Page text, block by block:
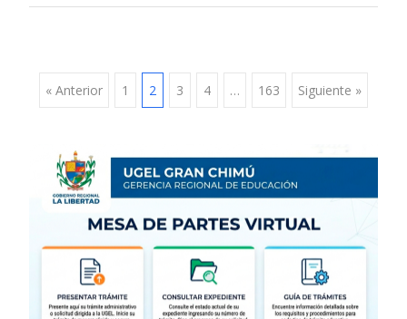
Navegación
de
entradas
« Anterior 1 2 3 4 … 163 Siguiente »